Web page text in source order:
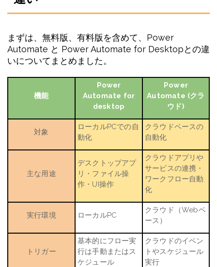
まずは、無料版、有料版を含めて、Power
Automate と Power Automate for Desktopとの違
いについてまとめました。
機能
Power
Automate for
desktop
Power
Automate (クラ
ウド)
対象
ローカルPCでの自
動化
クラウドベースの
自動化
主な用途
デスクトップアプ
リ・ファイル操
作・ UI操作
クラウドアプリや
サービスの連携・
ワークフロー自動
化
実行環境 ローカルPC
クラウド（Webベ
ース）
トリガー
基本的にフロー実
行は手動またはス
ケジュール
クラウドのイベン
トやスケジュール
実行